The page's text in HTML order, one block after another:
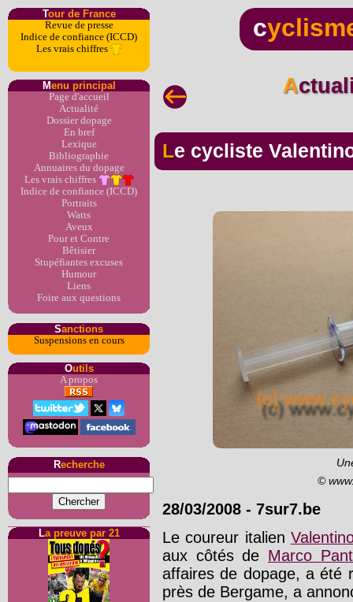
Tour de France
Revue de presse
Indice de confiance (ICCD)
Les vrais chiffres
Menu principal
Page d'accueil
Actualité
Dossier dopage
En bref
Lexique
Bibliographie
Annuaires du dopage
Les vrais chiffres
Indice de confiance (ICCD)
Portraits
Watts
Aveux
Pour et Contre
Bêtisier
Stupéfiantes excuses
Humour
Liens
Foire aux questions
Sanctions
Suspensions en cours
Outils
A propos
Recherche
La preuve par 21
c
Le cycliste
©
28/03/2008 - 7sur7.be
Le coureur italien
aux côtés de Marco
affaires de dopage, a été
près de Bergame, a